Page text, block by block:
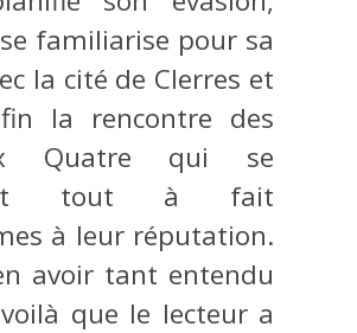
familiarise pour sa
la cité de Clerres et
la rencontre des
Quatre qui se
tout à fait
à leur réputation.
avoir tant entendu
que le lecteur a